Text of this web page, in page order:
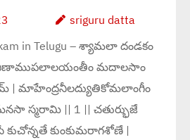
sriguru datta
in Telugu – శ్యామలా దండకం
మదాలసాం
| మాహేంద్రనీలద్యుతికోమలాంగీం
స్మరామి || 1 || చతుర్భుజే
కుచోన్నతే కుంకుమరాగశోణే |